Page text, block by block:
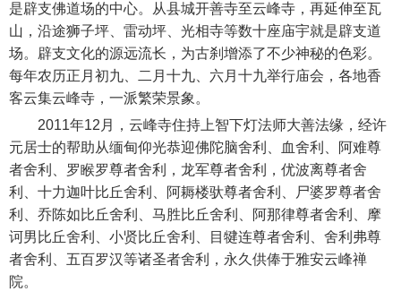
是辟支佛道场的中心。从县城开善寺至云峰寺，再延伸至瓦
山，沿途狮子坪、雷动坪、光相寺等数十座庙宇就是辟支道
场。辟支文化的源远流长，为古刹增添了不少神秘的色彩。
每年农历正月初九、二月十九、六月十九举行庙会，各地香
客云集云峰寺，一派繁荣景象。
2011年12月，云峰寺住持上智下灯法师大善法缘，经许
元居士的帮助从缅甸仰光恭迎佛陀脑舍利、血舍利、阿难尊
者舍利、罗睺罗尊者舍利，龙军尊者舍利，优波离尊者舍
利、十力迦叶比丘舍利、阿耨楼驮尊者舍利、尸婆罗尊者舍
利、乔陈如比丘舍利、马胜比丘舍利、阿那律尊者舍利、摩
诃男比丘舍利、小贤比丘舍利、目犍连尊者舍利、舍利弗尊
者舍利、五百罗汉等诸圣者舍利，永久供俸于雅安云峰禅
院。